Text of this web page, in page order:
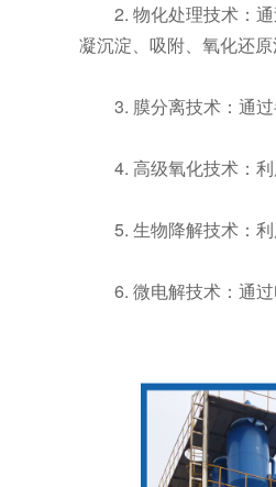
2. 物化处理技术：通
凝沉淀、吸附、氧化还原
3. 膜分离技术：通过
4. 高级氧化技术：利
5. 生物降解技术：利
6. 微电解技术：通过